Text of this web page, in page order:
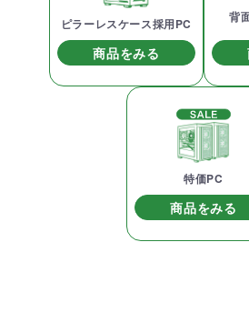
ピラーレスケース採用PC
商品をみる
背
特価PC
商品をみる